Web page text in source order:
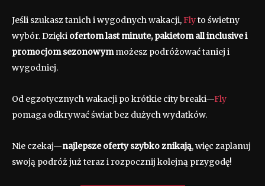
Jeśli szukasz tanich i wygodnych wakacji,Flyto świetny
wybór. Dzięki ofertom last minute, pakietom all inclusive i
promocjom sezonowymmożesz podróżować taniej i
wygodniej.
Od egzotycznych wakacji po krótkie city breaki—Fly
pomaga odkrywać świat bez dużych wydatków.
Nie czekaj—najlepsze oferty szybko znikają, więc zaplanuj
swoją podróż już teraz i rozpocznij kolejną przygodę!